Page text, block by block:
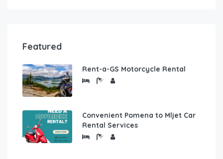
Featured
Rent-a-GS Motorcycle Rental
Convenient Pomena to Mljet Car
Rental Services